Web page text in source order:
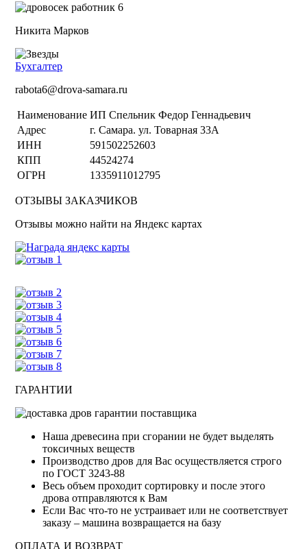
Никита Марков
Бухгалтер
rabota6@drova-samara.ru
Наименование ИП Спельник Федор Геннадьевич
Адрес
г. Самара. ул. Товарная 33А
ИНН
591502252603
КПП
44524274
ОГРН
1335911012795
ОТЗЫВЫ ЗАКАЗЧИКОВ
Отзывы можно найти на Яндекс картах
ГАРАНТИИ
Наша древесина при сгорании не будет выделять
токсичных веществ
Производство дров для Вас осуществляется строго
по ГОСТ 3243-88
Весь объем проходит сортировку и после этого
дрова отправляются к Вам
Если Вас что-то не устраивает или не соответствует
заказу – машина возвращается на базу
ОПЛАТА И ВОЗВРАТ